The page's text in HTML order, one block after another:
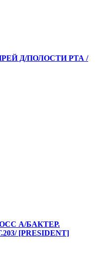
Д/ПОЛОСТИ РТА /
А/БАКТЕР.
[PRESIDENT]